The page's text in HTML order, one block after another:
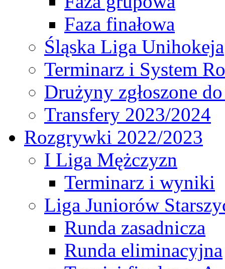
Faza finałowa
Śląska Liga Unihokeja
Terminarz i System
Drużyny zgłoszone
Transfery 2023/2024
Rozgrywki 2022/2023
I Liga Mężczyzn
Terminarz i wyniki
Liga Juniorów
Runda zasadnicza
Runda eliminacyjna